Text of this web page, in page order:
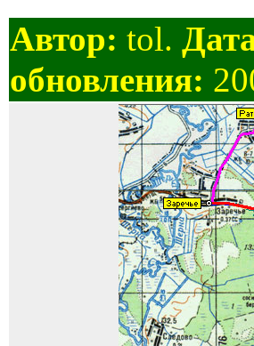
Автор: tol.
обновления: